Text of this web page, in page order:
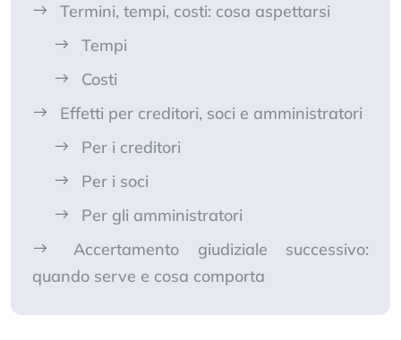
Termini, tempi, costi: cosa aspettarsi
Tempi
Costi
Effetti per creditori, soci e amministratori
Per i creditori
Per i soci
Per gli amministratori
Accertamento giudiziale successivo:
quando serve e cosa comporta